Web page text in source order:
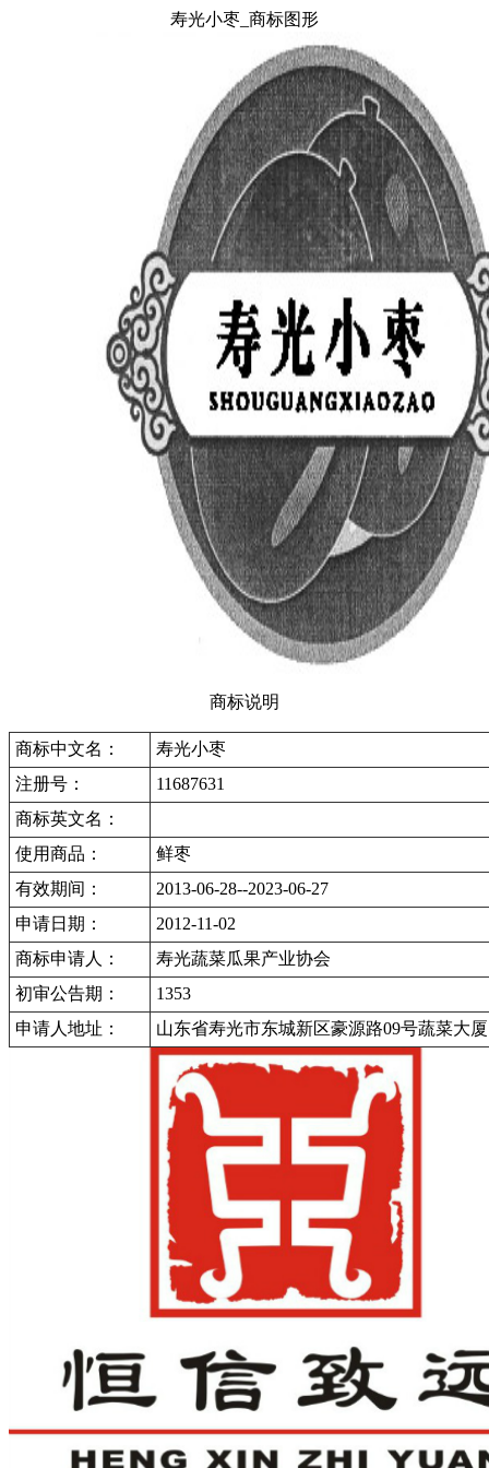
寿光小枣_商标图形
商标说明
商标中文名：
寿光小枣
注册号：
11687631
商标英文名：
使用商品：
鲜枣
有效期间：
2013-06-28--2023-06-27
申请日期：
2012-11-02
商标申请人：
寿光蔬菜瓜果产业协会
初审公告期：
1353
申请人地址：
山东省寿光市东城新区豪源路09号蔬菜大厦